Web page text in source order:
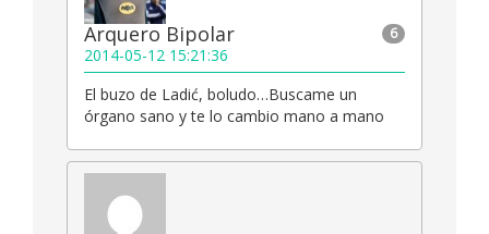
6
Arquero Bipolar
2014-05-12 15:21:36
El buzo de Ladić, boludo…Buscame un
órgano sano y te lo cambio mano a mano